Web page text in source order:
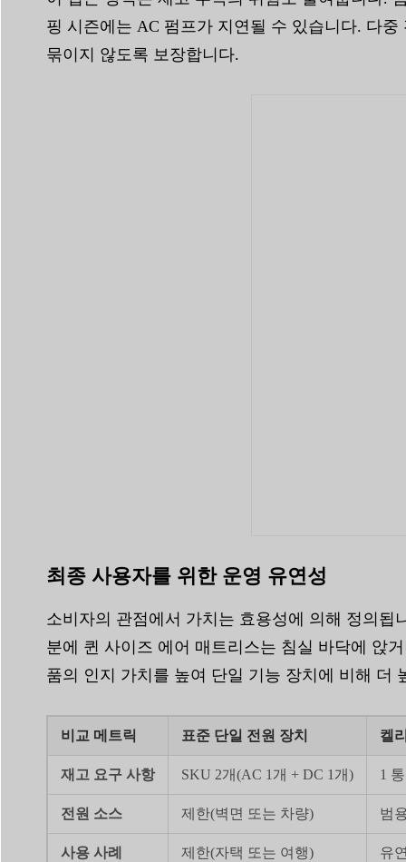
핑 시즌에는 AC 펌프가 지연될 수 있습니다. 다
묶이지 않도록 보장합니다.
최종 사용자를 위한 운영 유연성
소비자의 관점에서 가치는 효용성에 의해 정의됩
분에 퀸 사이즈 에어 매트리스는 침실 바닥에 앉
품의 인지 가치를 높여 단일 기능 장치에 비해 더
비교 메트릭 표준 단일 전원 장치 켈
재고 요구 사항 SKU 2개(AC 1개 + DC 1개) 1
전원 소스 제한(벽면 또는 차량) 범
사용 사례 제한(자택 또는 여행) 유